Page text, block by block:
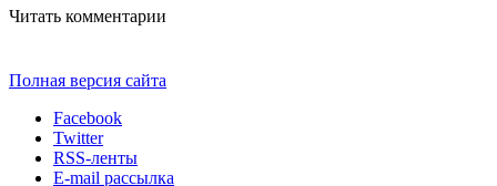
Читать комментарии
Полная версия сайта
Facebook
Twitter
RSS-ленты
E-mail рассылка